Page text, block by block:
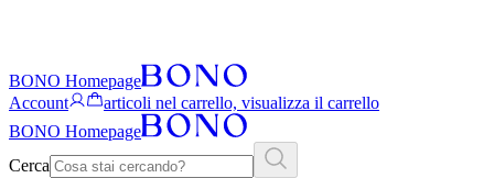
BONO Homepage
Account
articoli nel carrello, visualizza il carrello
BONO Homepage
Cerca